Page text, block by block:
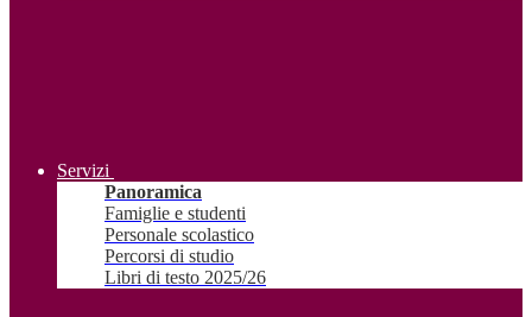
Servizi
Panoramica
Famiglie e studenti
Personale scolastico
Percorsi di studio
Libri di testo 2025/26